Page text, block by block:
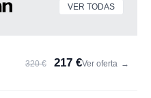
VER TODAS
320 € 217 €Ver oferta →